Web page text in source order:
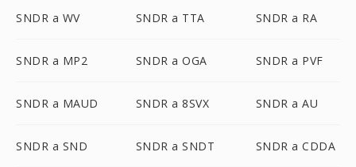
SNDR a WV SNDR a TTA SNDR a RA
SNDR a MP2 SNDR a OGA SNDR a PVF
SNDR a MAUD SNDR a 8SVX SNDR a AU
SNDR a SND SNDR a SNDT SNDR a CDDA